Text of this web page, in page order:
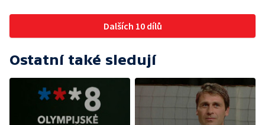
Dalších 10 dílů
Ostatní také sledují